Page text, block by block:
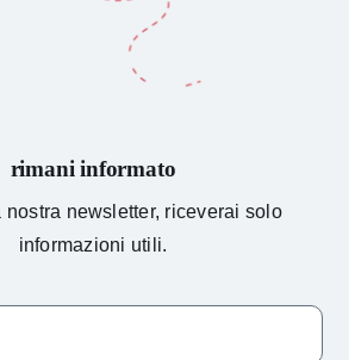
rimani informato
nostra newsletter, riceverai solo
informazioni utili.